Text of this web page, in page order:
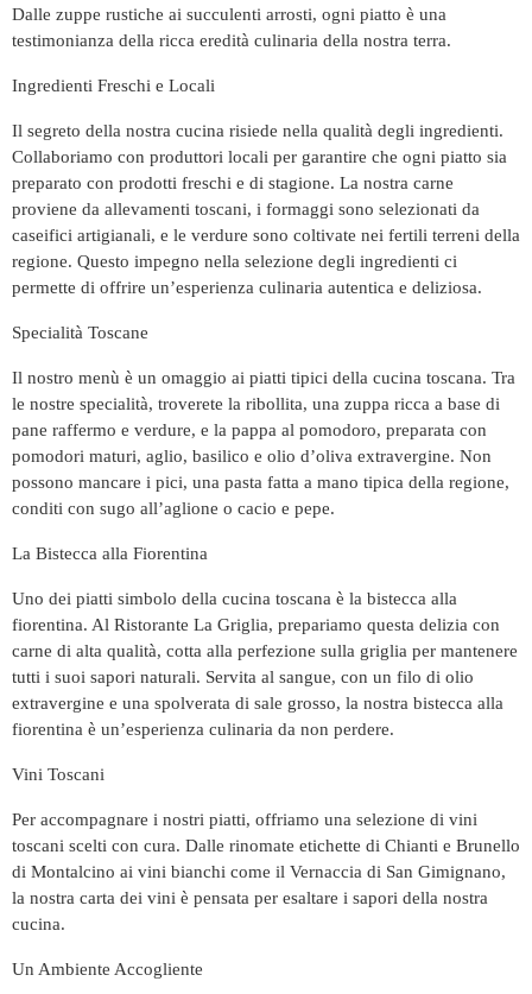
Dalle zuppe rustiche ai succulenti arrosti, ogni piatto è una
testimonianza della ricca eredità culinaria della nostra terra.
Ingredienti Freschi e Locali
Il segreto della nostra cucina risiede nella qualità degli ingredienti.
Collaboriamo con produttori locali per garantire che ogni piatto sia
preparato con prodotti freschi e di stagione. La nostra carne
proviene da allevamenti toscani, i formaggi sono selezionati da
caseifici artigianali, e le verdure sono coltivate nei fertili terreni della
regione. Questo impegno nella selezione degli ingredienti ci
permette di offrire un’esperienza culinaria autentica e deliziosa.
Specialità Toscane
Il nostro menù è un omaggio ai piatti tipici della cucina toscana. Tra
le nostre specialità, troverete la ribollita, una zuppa ricca a base di
pane raffermo e verdure, e la pappa al pomodoro, preparata con
pomodori maturi, aglio, basilico e olio d’oliva extravergine. Non
possono mancare i pici, una pasta fatta a mano tipica della regione,
conditi con sugo all’aglione o cacio e pepe.
La Bistecca alla Fiorentina
Uno dei piatti simbolo della cucina toscana è la bistecca alla
fiorentina. Al Ristorante La Griglia, prepariamo questa delizia con
carne di alta qualità, cotta alla perfezione sulla griglia per mantenere
tutti i suoi sapori naturali. Servita al sangue, con un filo di olio
extravergine e una spolverata di sale grosso, la nostra bistecca alla
fiorentina è un’esperienza culinaria da non perdere.
Vini Toscani
Per accompagnare i nostri piatti, offriamo una selezione di vini
toscani scelti con cura. Dalle rinomate etichette di Chianti e Brunello
di Montalcino ai vini bianchi come il Vernaccia di San Gimignano,
la nostra carta dei vini è pensata per esaltare i sapori della nostra
cucina.
Un Ambiente Accogliente